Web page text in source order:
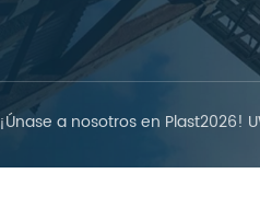
¡Únase a nosotros en Plast2026!